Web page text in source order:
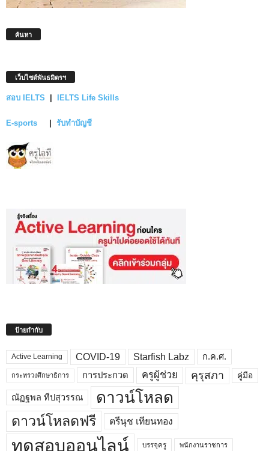
ค้นหา
เว็บไซต์พันธมิตรฯ
สอบ IELTS IELTS Life Skills
E-sports รับทำบัญชี
ป้ายกำกับ
Active Learning COVID-19 Starfish Labz ก.ค.ศ.
กระทรวงศึกษาธิการ การประกวด ครูผู้ช่วย คุรุสภา คู่มือ
ณัฏฐพล ทีปสุวรรณ ดาวน์โหลด
ดาวน์โหลดฟรี ตรีนุช เทียนทอง
ทดสอบออนไลน์ บรรจุครู พนักงานราชการ